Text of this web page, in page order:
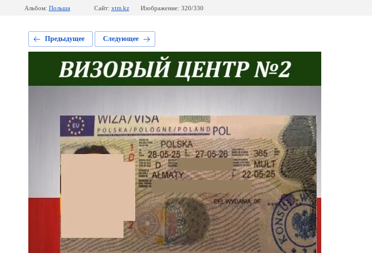
Альбом: Польша Сайт: xtm.kz Изображение: 320/330
Предыдущее Следующее